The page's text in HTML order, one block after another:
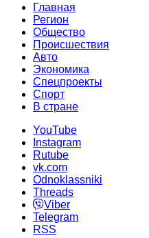
Главная
Регион
Общество
Происшествия
Авто
Экономика
Спецпроекты
Cпорт
В стране
YouTube
Instagram
Rutube
vk.com
Odnoklassniki
Threads
Viber
Telegram
RSS